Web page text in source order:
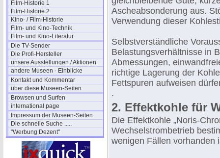
Film-Historie 1
Film-Historie 2
Kino- / Film-Historie
Film- und Kino-Technik
Film- und Kino-Literatur
Die TV-Sender
Die Profi-Hersteller
unsere Ausstellungen / Aktionen
andere Museen - Einblicke
Kontakt und Kommentar
über diese Museen-Seiten
Browsen und Surfen
international page
Impressum der Museen-Seiten
Die schnelle Suche .....
"Werbung Dezent"
Ascheabsonderung aus.
Verwendung dieser
Selbstverständliche
Belastungsverhältnisse in
Abmessungen,
richtige Lagerung der
Fettspuren aufweisen
.
2. Effektkohle für
Die Effektkohle „Noris-
Wechselstrombetrieb
wenigen Fällen vorhanden